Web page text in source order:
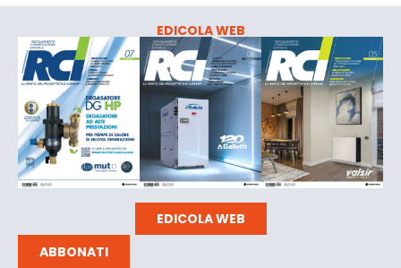
EDICOLA WEB
EDICOLA WEB
ABBONATI